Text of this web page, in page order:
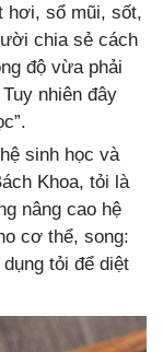
hơi, sổ mũi, sốt,
chia sẻ cách
độ vừa phải
nhiên đây
sinh học và
Khoa, tỏi là
nâng cao hệ
cơ thể, song:
tỏi để diệt